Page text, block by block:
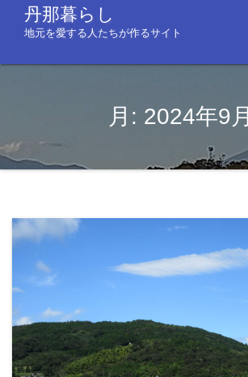
ン
キ
ッ
丹那暮らし
地元を愛する人たちが作るサイト
月: 2024年9月